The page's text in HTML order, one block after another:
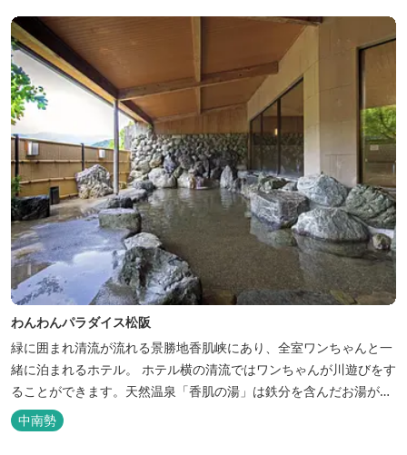
静かな雰囲気の中で、ゆっくり過ごすことができます。
わんわんパラダイス松阪
緑に囲まれ清流が流れる景勝地香肌峡にあり、全室ワンちゃんと一
緒に泊まれるホテル。 ホテル横の清流ではワンちゃんが川遊びをす
ることができます。天然温泉「香肌の湯」は鉄分を含んだお湯が特
徴。 松阪の観光情報は、松阪観光インフォメーションサイト ワク
ワク松阪 へ。
中南勢